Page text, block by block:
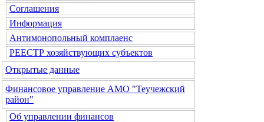
Соглашения
Информация
Антимонопольный комплаенс
РЕЕСТР хозяйствующих субъектов
Открытые данные
Финансовое управление АМО "Теучежский
район"
Об управлении финансов